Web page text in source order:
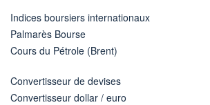
Indices boursiers internationaux
Palmarès Bourse
Cours du Pétrole (Brent)
Convertisseur de devises
Convertisseur dollar / euro